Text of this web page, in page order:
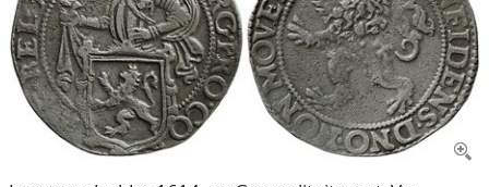
Our Team
80 Years NPV
CONTACT
ACCOUNT